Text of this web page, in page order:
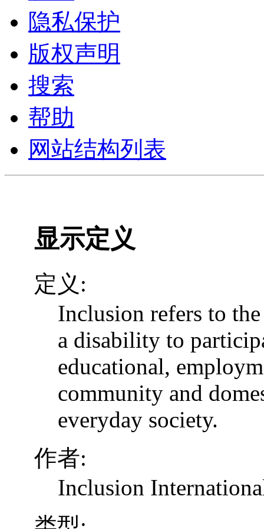
隐私保护
版权声明
搜索
帮助
网站结构列表
显示定义
定义:
Inclusion refers to
a disability to
educational,
community and
everyday society.
作者:
Inclusion